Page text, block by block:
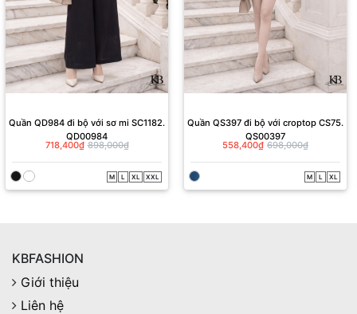
Quần QD984 đi bộ với sơ mi SC1182.
QD00984
718,400₫ 898,000₫
M L XL XXL
Quần QS397 đi bộ với croptop CS75.
QS00397
558,400₫ 698,000₫
M L XL
KBFASHION
Giới thiệu
Liên hệ